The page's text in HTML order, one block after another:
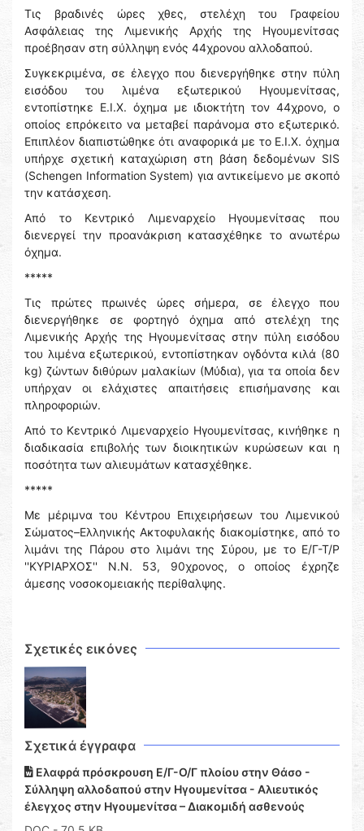
Τις βραδινές ώρες χθες, στελέχη του Γραφείου
Ασφάλειας της Λιμενικής Αρχής της Ηγουμενίτσας
προέβησαν στη σύλληψη ενός 44χρονου αλλοδαπού.
Συγκεκριμένα, σε έλεγχο που διενεργήθηκε στην πύλη
εισόδου του λιμένα εξωτερικού Ηγουμενίτσας,
εντοπίστηκε Ε.Ι.Χ. όχημα με ιδιοκτήτη τον 44χρονο, ο
οποίος επρόκειτο να μεταβεί παράνομα στο εξωτερικό.
Επιπλέον διαπιστώθηκε ότι αναφορικά με το Ε.Ι.Χ. όχημα
υπήρχε σχετική καταχώριση στη βάση δεδομένων SIS
(Schengen Information System) για αντικείμενο με σκοπό
την κατάσχεση.
Από το Κεντρικό Λιμεναρχείο Ηγουμενίτσας που
διενεργεί την προανάκριση κατασχέθηκε το ανωτέρω
όχημα.
*****
Τις πρώτες πρωινές ώρες σήμερα, σε έλεγχο που
διενεργήθηκε σε φορτηγό όχημα από στελέχη της
Λιμενικής Αρχής της Ηγουμενίτσας στην πύλη εισόδου
του λιμένα εξωτερικού, εντοπίστηκαν ογδόντα κιλά (80
kg) ζώντων διθύρων μαλακίων (Μύδια), για τα οποία δεν
υπήρχαν οι ελάχιστες απαιτήσεις επισήμανσης και
πληροφοριών.
Από το Κεντρικό Λιμεναρχείο Ηγουμενίτσας, κινήθηκε η
διαδικασία επιβολής των διοικητικών κυρώσεων και η
ποσότητα των αλιευμάτων κατασχέθηκε.
*****
Με μέριμνα του Κέντρου Επιχειρήσεων του Λιμενικού
Σώματος–Ελληνικής Ακτοφυλακής διακομίστηκε, από το
λιμάνι της Πάρου στο λιμάνι της Σύρου, με το Ε/Γ-Τ/Ρ
''ΚΥΡΙΑΡΧΟΣ'' Ν.Ν. 53, 90χρονος, ο οποίος έχρηζε
άμεσης νοσοκομειακής περίθαλψης.
Σχετικές εικόνες
Σχετικά έγγραφα
Ελαφρά πρόσκρουση Ε/Γ-Ο/Γ πλοίου στην Θάσο -
Σύλληψη αλλοδαπού στην Ηγουμενίτσα - Αλιευτικός
έλεγχος στην Ηγουμενίτσα – Διακομιδή ασθενούς